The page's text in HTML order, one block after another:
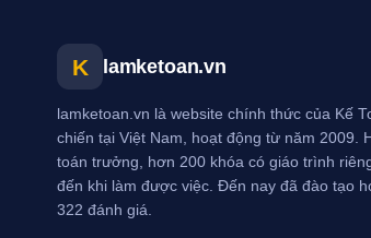
K lamketoan.vn
lamketoan.vn là website chính thức của Kế
chiến tại Việt Nam, hoạt động từ năm 2009.
toán trưởng, hơn 200 khóa có giáo trình
đến khi làm được việc. Đến nay đã đào tạo
322 đánh giá.